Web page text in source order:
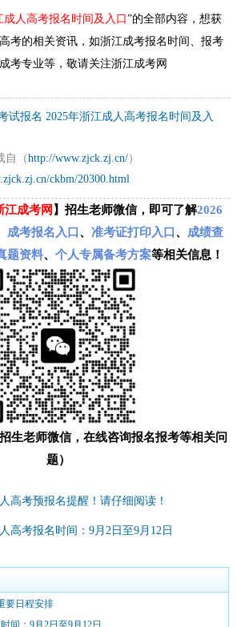
成人高考报名时间及入口 ”的全部内容，想获
考的相关资讯，如浙江成考报名时间、报考
考专业等，敬请关注浙江成考网
试报名 2025年浙江成人高考报名时间及入
自（http://www.zjck.zj.cn/）
ckbm/20300.html
江成考网 】招生老师微信，即可了解2026
成考报名入口 、 准考证打印入口 、 成绩查
题资料、 个人专属备考方案等相关信息！
生老师微信，在线咨询报名报考等相关问
题）
高考预报名提醒！请仔细阅读！
高考报名时间：9月2日至9月12日
要日程安排
间：9月2日至9月12日